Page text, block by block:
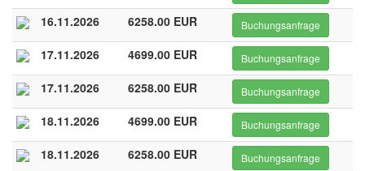
16.11.2026 6258.00 EUR Buchungsanfrage
17.11.2026 4699.00 EUR Buchungsanfrage
17.11.2026 6258.00 EUR Buchungsanfrage
18.11.2026 4699.00 EUR Buchungsanfrage
18.11.2026 6258.00 EUR Buchungsanfrage